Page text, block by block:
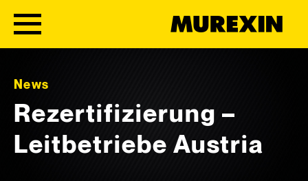
News
Rezertifizierung –
Leitbetriebe Austria